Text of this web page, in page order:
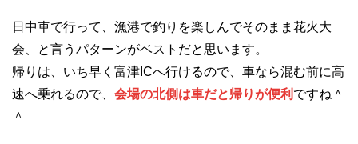
日中車で行って、漁港で釣りを楽しんでそのまま花火大
会、と言うパターンがベストだと思います。
帰りは、いち早く富津ICへ行けるので、車なら混む前に高
速へ乗れるので、 会場の北側は車だと帰りが便利 ですね＾
＾